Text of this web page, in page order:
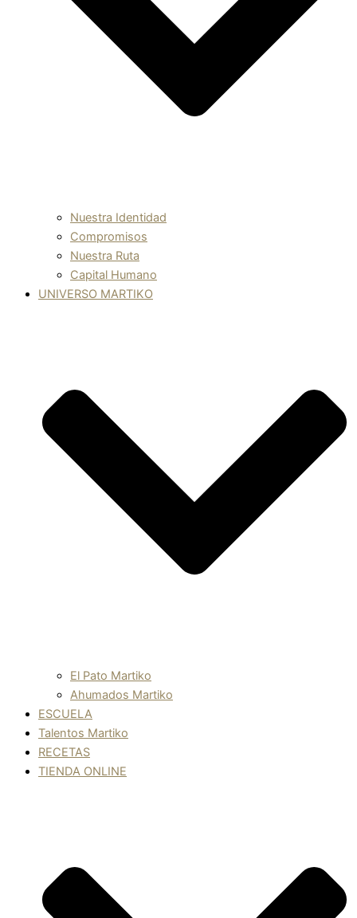
Nuestra Identidad
Compromisos
Nuestra Ruta
Capital Humano
UNIVERSO MARTIKO
El Pato Martiko
Ahumados Martiko
ESCUELA
Talentos Martiko
RECETAS
TIENDA ONLINE